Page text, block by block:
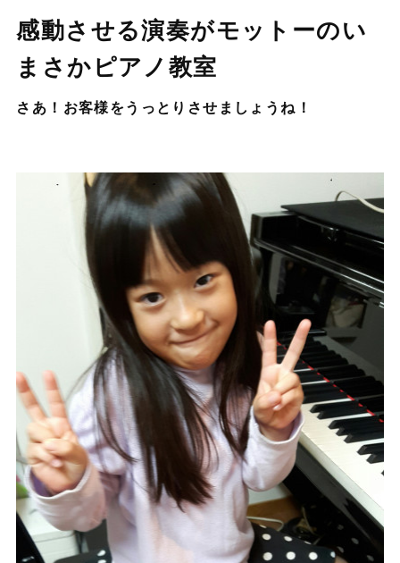
感動させる演奏がモットーのい
まさかピアノ教室
さあ！お客様をうっとりさせましょうね！